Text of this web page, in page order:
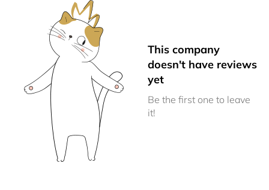
This company
doesn't have reviews
yet
Be the first one to leave
it!